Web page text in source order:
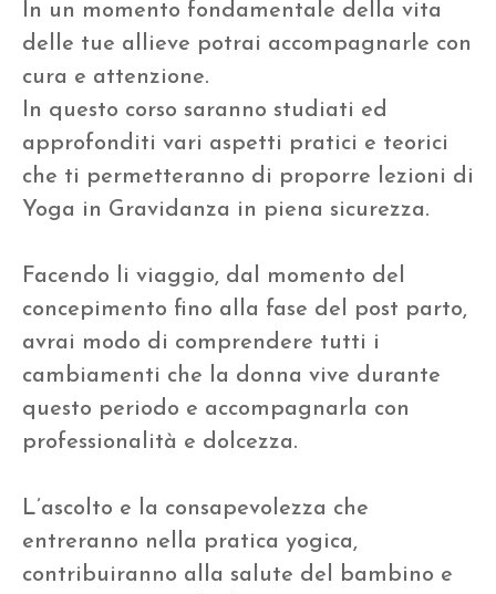
In un momento fondamentale della vita
delle tue allieve potrai accompagnarle con
cura e attenzione.
In questo corso saranno studiati ed
approfonditi vari aspetti pratici e teorici
che ti permetteranno di proporre lezioni di
Yoga in Gravidanza in piena sicurezza.
Facendo li viaggio, dal momento del
concepimento fino alla fase del post parto,
avrai modo di comprendere tutti i
cambiamenti che la donna vive durante
questo periodo e accompagnarla con
professionalità e dolcezza.
L’ascolto e la consapevolezza che
entreranno nella pratica yogica,
contribuiranno alla salute del bambino e